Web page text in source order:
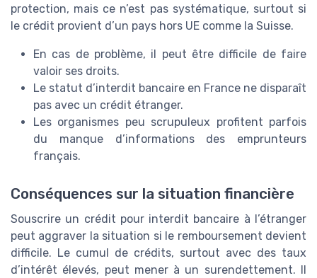
protection, mais ce n’est pas systématique, surtout si
le crédit provient d’un pays hors UE comme la Suisse.
En cas de problème, il peut être difficile de faire
valoir ses droits.
Le statut d’interdit bancaire en France ne disparaît
pas avec un crédit étranger.
Les organismes peu scrupuleux profitent parfois
du manque d’informations des emprunteurs
français.
Conséquences sur la situation financière
Souscrire un crédit pour interdit bancaire à l’étranger
peut aggraver la situation si le remboursement devient
difficile. Le cumul de crédits, surtout avec des taux
d’intérêt élevés, peut mener à un surendettement. Il